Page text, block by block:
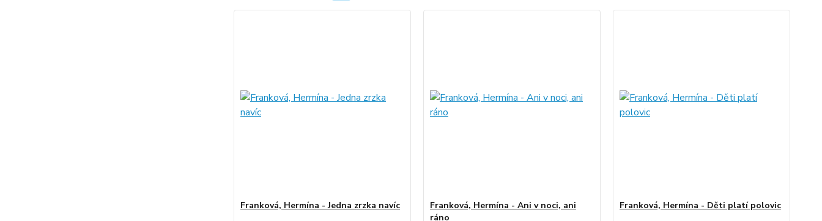
Franková, Hermína - Jedna zrzka navíc
Franková, Hermína - Ani v noci, ani
ráno
Franková, Hermína - Děti platí polovic